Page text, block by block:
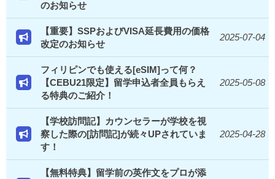
のお知らせ
【重要】SSPおよびVISA延長費用の価格
改定のお知らせ
2025-07-04
フィリピンでも使える[eSIM]って何？
【CEBU21限定】留学申込者全員もらえ
る特典のご紹介！
2025-05-08
【学校訪問記】カウンセラーが学校を視
察した際の[訪問記]が続々UPされていま
す！
2025-04-28
【無料特典】留学前の英作文をプロが添